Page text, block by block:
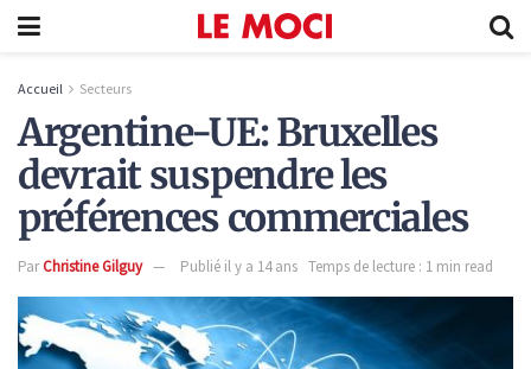
Accueil Secteurs
Argentine-UE: Bruxelles
devrait suspendre les
préférences commerciales
ParChristine Gilguy Publié il y a 14 ans Temps de lecture : 1 min read